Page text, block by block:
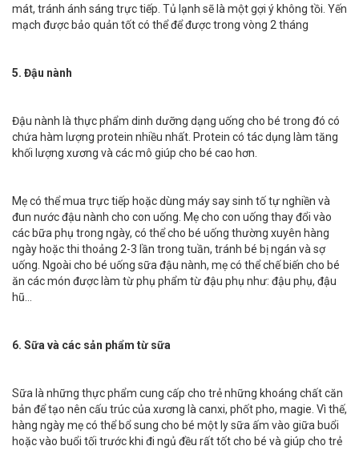
mát, tránh ánh sáng trực tiếp. Tủ lạnh sẽ là một gợi ý không tồi. Yến
mạch được bảo quản tốt có thể để được trong vòng 2 tháng
5. Đậu nành
Đậu nành là thực phẩm dinh dưỡng dạng uống cho bé trong đó có
chứa hàm lượng protein nhiều nhất. Protein có tác dụng làm tăng
khối lượng xương và các mô giúp cho bé cao hơn.
Mẹ có thể mua trực tiếp hoặc dùng máy say sinh tố tự nghiền và
đun nước đậu nành cho con uống. Mẹ cho con uống thay đổi vào
các bữa phụ trong ngày, có thể cho bé uống thường xuyên hàng
ngày hoặc thi thoảng 2-3 lần trong tuần, tránh bé bị ngán và sợ
uống. Ngoài cho bé uống sữa đậu nành, mẹ có thể chế biến cho bé
ăn các món được làm từ phụ phẩm từ đậu phụ như: đậu phụ, đậu
hũ…
6. Sữa và các sản phẩm từ sữa
Sữa là những thực phẩm cung cấp cho trẻ những khoáng chất căn
bản để tạo nên cấu trúc của xương là canxi, phốt pho, magie. Vì thế,
hàng ngày mẹ có thể bổ sung cho bé một ly sữa ấm vào giữa buổi
hoặc vào buổi tối trước khi đi ngủ đều rất tốt cho bé và giúp cho trẻ